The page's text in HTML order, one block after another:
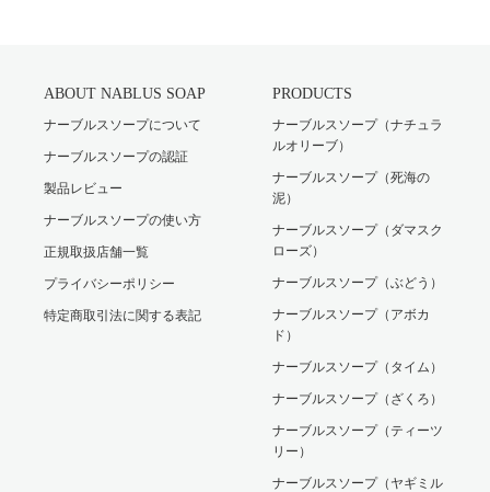
ABOUT NABLUS SOAP
ナーブルスソープについて
ナーブルスソープの認証
製品レビュー
ナーブルスソープの使い方
正規取扱店舗一覧
プライバシーポリシー
特定商取引法に関する表記
PRODUCTS
ナーブルスソープ（ナチュラ
ルオリーブ）
ナーブルスソープ（死海の
泥）
ナーブルスソープ（ダマスク
ローズ）
ナーブルスソープ（ぶどう）
ナーブルスソープ（アボカ
ド）
ナーブルスソープ（タイム）
ナーブルスソープ（ざくろ）
ナーブルスソープ（ティーツ
リー）
ナーブルスソープ（ヤギミル